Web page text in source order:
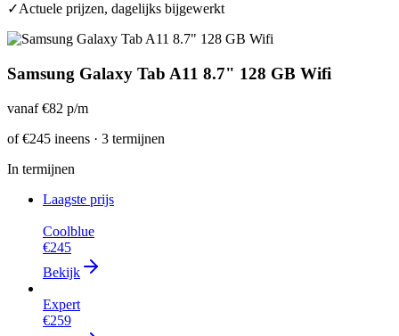
✓Actuele prijzen, dagelijks bijgewerkt
Samsung Galaxy Tab A11 8.7" 128 GB Wifi
vanaf€82 p/m
of€245 ineens · 3 termijnen
In termijnen
Laagste prijs
Coolblue
€245
Bekijk
Expert
€259